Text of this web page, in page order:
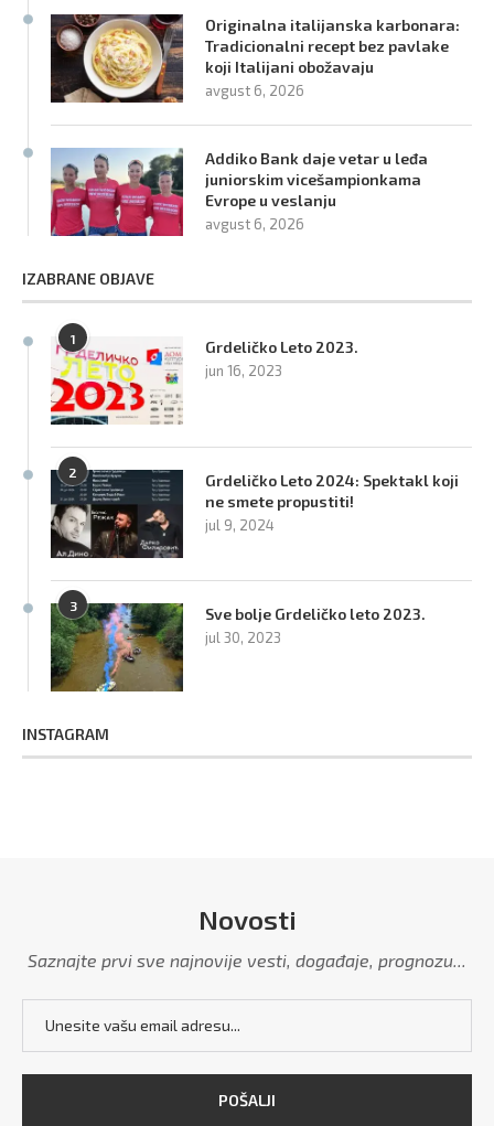
Originalna italijanska karbonara:
Tradicionalni recept bez pavlake
koji Italijani obožavaju
avgust 6, 2026
Addiko Bank daje vetar u leđa
juniorskim vicešampionkama
Evrope u veslanju
avgust 6, 2026
IZABRANE OBJAVE
1 Grdeličko Leto 2023.
jun 16, 2023
2
Grdeličko Leto 2024: Spektakl koji
ne smete propustiti!
jul 9, 2024
3 Sve bolje Grdeličko leto 2023.
jul 30, 2023
INSTAGRAM
Novosti
Saznajte prvi sve najnovije vesti, događaje, prognozu...